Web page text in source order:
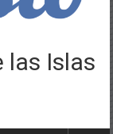
las Islas